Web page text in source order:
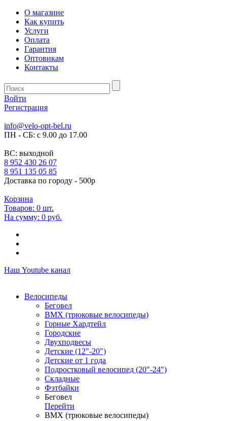
О магазине
Как купить
Услуги
Оплата
Гарантия
Оптовикам
Контакты
Войти
Регистрация
info@velo-opt-bel.ru
ПН - СБ: с 9.00 до 17.00
ВС: выходной
8 952 430 26 07
8 951 135 05 85
Доставка по городу - 500р
Корзина
Товаров: 0 шт.
На сумму: 0 руб.
Наш Youtube канал
Велосипеды
Беговел
ВМХ (трюковые велосипеды)
Горные Хардтейл
Городские
Двухподвесы
Детские (12"-20")
Детские от 1 года
Подростковый велосипед (20"-24")
Складные
Фэтбайки
Беговел
Перейти
ВМХ (трюковые велосипеды)